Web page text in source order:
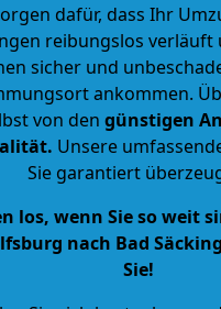
dafür, dass Ihr
reibungslos verläuft
sicher und
ankommen.
von den günstigen
. Unsere
Sie garantiert
los, wenn Sie so weit
nach Bad
Sie!